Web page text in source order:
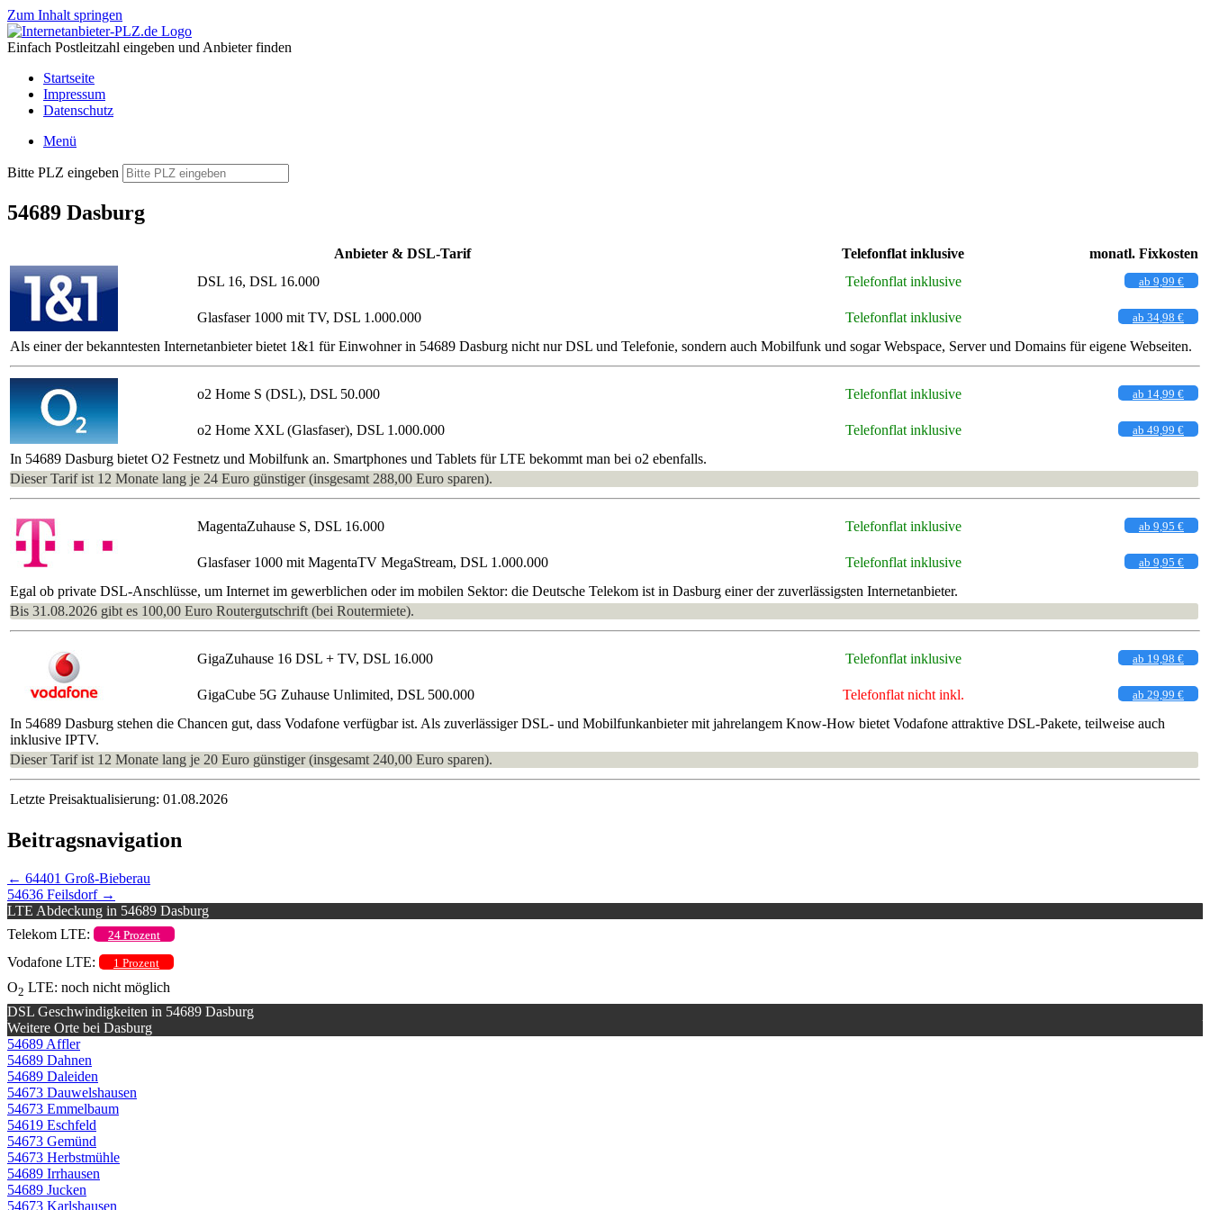
Zum Inhalt springen
Einfach Postleitzahl eingeben und Anbieter finden
Startseite
Impressum
Datenschutz
Menü
Bitte PLZ eingeben
54689 Dasburg
Anbieter & DSL-Tarif Telefonflat inklusive
monatl. Fixkosten
DSL 16, DSL 16.000
Telefonflat inklusive ab 9,99 €
Glasfaser 1000 mit TV, DSL 1.000.000 Telefonflat inklusive ab 34,98 €
Als einer der bekanntesten Internetanbieter bietet 1&1 für Einwohner in 54689 Dasburg nicht nur DSL und Telefonie, sondern auch Mobilfunk und sogar Webspace, Server und Domains für eigene Webseiten.
o2 Home S (DSL), DSL 50.000 Telefonflat inklusive ab 14,99 €
o2 Home XXL (Glasfaser), DSL 1.000.000 Telefonflat inklusive ab 49,99 €
In 54689 Dasburg bietet O2 Festnetz und Mobilfunk an. Smartphones und Tablets für LTE bekommt man bei o2 ebenfalls.
Dieser Tarif ist 12 Monate lang je 24 Euro günstiger (insgesamt 288,00 Euro sparen).
MagentaZuhause S, DSL 16.000 Telefonflat inklusive ab 9,95 €
Glasfaser 1000 mit MagentaTV MegaStream, DSL 1.000.000 Telefonflat inklusive ab 9,95 €
Egal ob private DSL-Anschlüsse, um Internet im gewerblichen oder im mobilen Sektor: die Deutsche Telekom ist in Dasburg einer der zuverlässigsten Internetanbieter.
Bis 31.08.2026 gibt es 100,00 Euro Routergutschrift (bei Routermiete).
GigaZuhause 16 DSL + TV, DSL 16.000 Telefonflat inklusive ab 19,98 €
GigaCube 5G Zuhause Unlimited, DSL 500.000 Telefonflat nicht inkl. ab 29,99 €
In 54689 Dasburg stehen die Chancen gut, dass Vodafone verfügbar ist. Als zuverlässiger DSL- und Mobilfunkanbieter mit jahrelangem Know-How bietet Vodafone attraktive DSL-Pakete, teilweise auch
inklusive IPTV.
Dieser Tarif ist 12 Monate lang je 20 Euro günstiger (insgesamt 240,00 Euro sparen).
Letzte Preisaktualisierung: 01.08.2026
Beitragsnavigation
← 64401 Groß-Bieberau
54636 Feilsdorf →
LTE Abdeckung in 54689 Dasburg
Telekom LTE:
24 Prozent
Vodafone LTE: 1 Prozent
O2 LTE: noch nicht möglich
DSL Geschwindigkeiten in 54689 Dasburg
Weitere Orte bei Dasburg
54689 Affler
54689 Dahnen
54689 Daleiden
54673 Dauwelshausen
54673 Emmelbaum
54619 Eschfeld
54673 Gemünd
54673 Herbstmühle
54689 Irrhausen
54689 Jucken
54673 Karlshausen